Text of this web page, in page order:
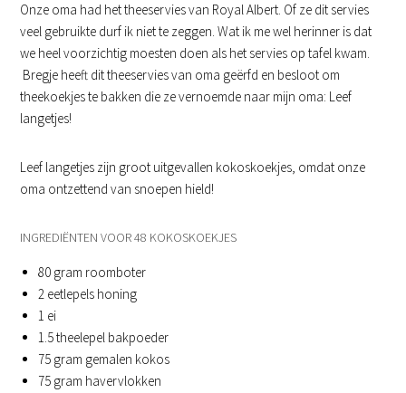
Onze oma had het theeservies van Royal Albert. Of ze dit servies
veel gebruikte durf ik niet te zeggen. Wat ik me wel herinner is dat
we heel voorzichtig moesten doen als het servies op tafel kwam.
Bregje heeft dit theeservies van oma geërfd en besloot om
theekoekjes te bakken die ze vernoemde naar mijn oma: Leef
langetjes!
Leef langetjes zijn groot uitgevallen kokoskoekjes, omdat onze
oma ontzettend van snoepen hield!
INGREDIËNTEN VOOR 48 KOKOSKOEKJES
80 gram roomboter
2 eetlepels honing
1 ei
1.5 theelepel bakpoeder
75 gram gemalen kokos
75 gram havervlokken